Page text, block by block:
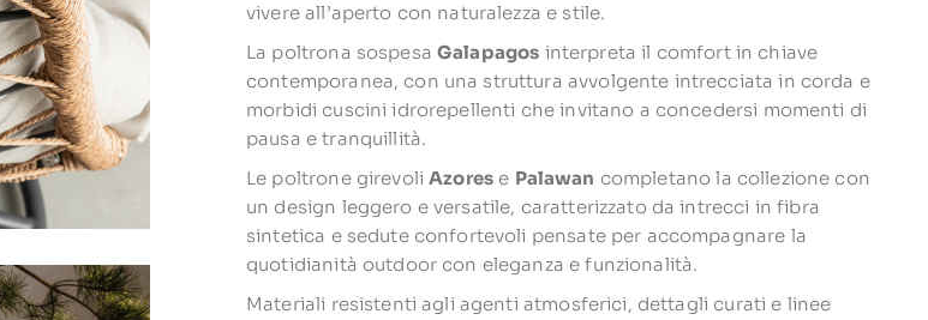
vivere all’aperto con naturalezza e stile.
La poltrona sospesa Galapagos interpreta il comfort in chiave
contemporanea, con una struttura avvolgente intrecciata in corda e
morbidi cuscini idrorepellenti che invitano a concedersi momenti di
pausa e tranquillità.
Le poltrone girevoliAzores e Palawan completano la collezione con
un design leggero e versatile, caratterizzato da intrecci in fibra
sintetica e sedute confortevoli pensate per accompagnare la
quotidianità outdoor con eleganza e funzionalità.
Materiali resistenti agli agenti atmosferici, dettagli curati e linee